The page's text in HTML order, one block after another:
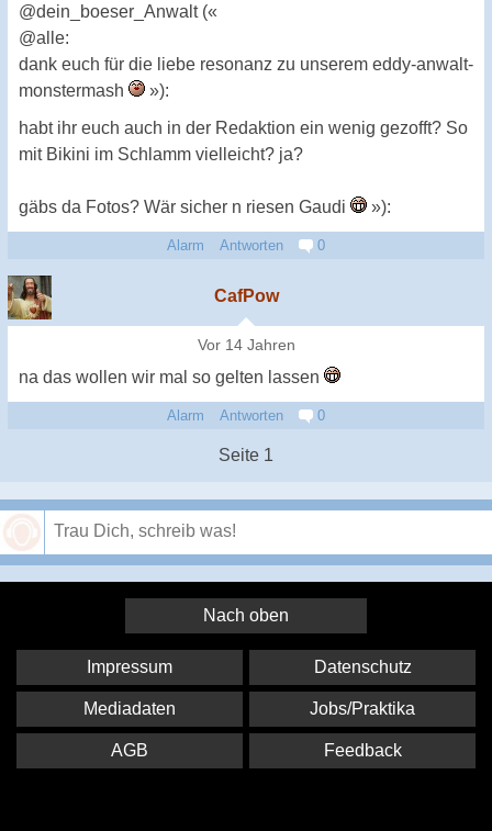
@dein_boeser_Anwalt («
@alle:
dank euch für die liebe resonanz zu unserem eddy-anwalt-
monstermash
»):
habt ihr euch auch in der Redaktion ein wenig gezofft? So
mit Bikini im Schlamm vielleicht? ja?
gäbs da Fotos? Wär sicher n riesen Gaudi »):
Alarm Antworten 0
CafPow
Vor 14 Jahren
na das wollen wir mal so gelten lassen
Alarm Antworten 0
Seite 1
Nach oben
Impressum Datenschutz
Mediadaten Jobs/Praktika
AGB Feedback